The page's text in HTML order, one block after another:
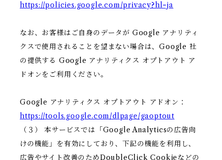
https://policies.google.com/privacy?hl=ja
なお、お客様はご自身のデータが Google アナリティ
クスで使用されることを望まない場合は、Google 社
の提供する Google アナリティクス オプトアウト ア
ドオンをご利用ください。
Google アナリティクス オプトアウト アドオン：
https://tools.google.com/dlpage/gaoptout
（３） 本サービスでは「Google Analyticsの広告向
けの機能」を有効にしており、下記の機能を利用し、
広告やサイト改善のためDoubleClick Cookieなどの